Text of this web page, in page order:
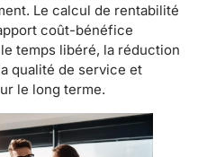
Le calcul de rentabilité
coût-bénéfice
temps libéré, la réduction
qualité de service et
le long terme.